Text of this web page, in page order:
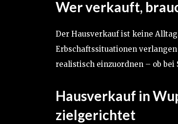
Wer verkauft,
Der Hausverkauf ist keine
Erbschaftssituationen
realistisch einzuordnen – ob bei
Hausverkauf in
zielgerichtet